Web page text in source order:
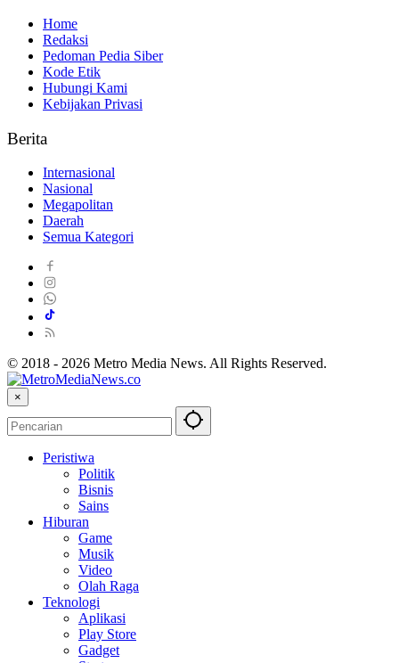
Home
Redaksi
Pedoman Pedia Siber
Kode Etik
Hubungi Kami
Kebijakan Privasi
Berita
Internasional
Nasional
Megapolitan
Daerah
Semua Kategori
© 2018 - 2026 Metro Media News. All Rights Reserved.
×
Peristiwa
Politik
Bisnis
Sains
Hiburan
Game
Musik
Video
Olah Raga
Teknologi
Aplikasi
Play Store
Gadget